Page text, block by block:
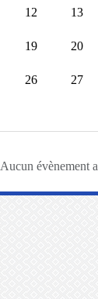
12 13
19 20
26 27
Aucun évènement